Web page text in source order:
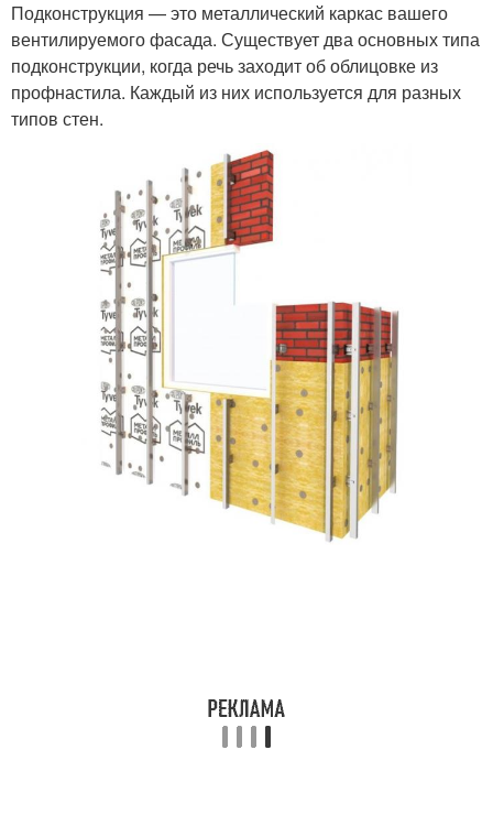
Подконструкция — это металлический каркас вашего
вентилируемого фасада. Существует два основных типа
подконструкции, когда речь заходит об облицовке из
профнастила. Каждый из них используется для разных
типов стен.